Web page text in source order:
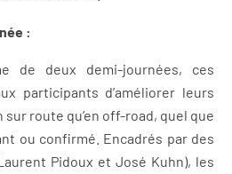
:
de deux demi-journées, ces
participants d’améliorer leurs
route qu’en off-road, quel que
ou confirmé. Encadrés par des
Pidoux et José Kuhn), les